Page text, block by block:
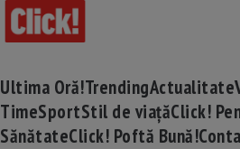
Ultima Oră!TrendingActualitate
TimeSportStil de viațăClick!
SănătateClick! Poftă Bună!